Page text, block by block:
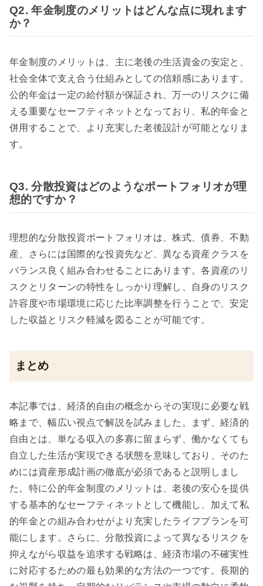
Q2. 年金制度のメリットはどんな点に現れます
か？
年金制度のメリットは、主に老後の生活資金の安定と、
社会全体で支え合う仕組みとしての信頼感にあります。
公的年金は一定の給付額が保証され、万一のリスクに備
える重要なセーフティネットとなっており、私的年金と
併用することで、より充実した老後設計が可能となりま
す。
Q3. 分散投資はどのようなポートフォリオが理
想的ですか？
理想的な分散投資ポートフォリオは、株式、債券、不動
産、さらには国際的な投資先など、異なる資産クラスを
バランス良く組み合わせることにあります。各資産のリ
スクとリターンの特性をしっかり理解し、自身のリスク
許容度や市場環境に応じた比率調整を行うことで、安定
した収益とリスク軽減を図ることが可能です。
まとめ
本記事では、経済的自由の概念からその実現に必要な戦
略まで、幅広い視点で解説を試みました。まず、経済的
自由とは、単なる収入の多寡に留まらず、働かなくても
自立した生活が実現できる状態を意味しており、そのた
めには資産形成計画の徹底が必須であると説明しまし
た。特に公的年金制度のメリットは、老後の安心を提供
する基本的なセーフティネットとして機能し、加えて私
的年金との組み合わせがより充実したライフプランを可
能にします。さらに、分散投資によって異なるリスクを
抑えながら収益を追求する戦略は、経済市場の不確実性
に対応するための最も効果的な方法の一つです。長期的